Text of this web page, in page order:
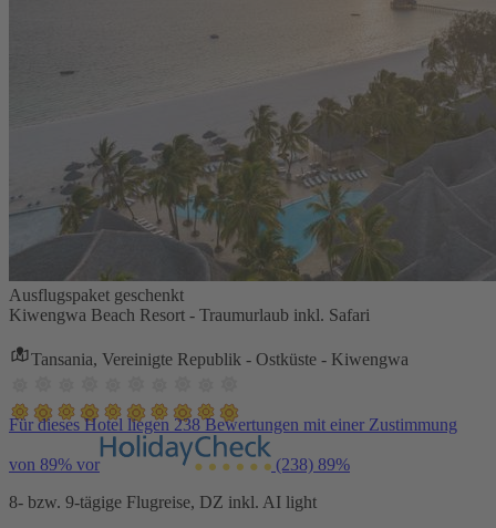
Ausflugspaket geschenkt
Kiwengwa Beach Resort - Traumurlaub inkl. Safari
Tansania, Vereinigte Republik - Ostküste - Kiwengwa
Für dieses Hotel liegen 238 Bewertungen mit einer Zustimmung
von 89% vor (238) 89%
8- bzw. 9-tägige Flugreise, DZ inkl. AI light